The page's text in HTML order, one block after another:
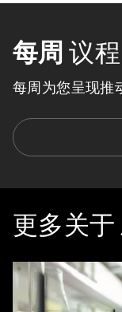
每周 议程
每周为您呈现推
更多关于